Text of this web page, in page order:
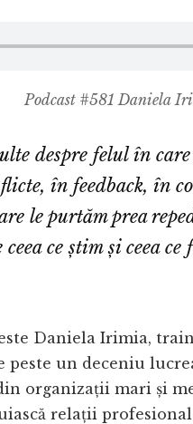
Podcast #581 Daniela
despre felul în
în feedback, în
le purtăm prea
ce știm și ceea
Daniela Irimia,
peste un deceniu
organizații mari și
relații